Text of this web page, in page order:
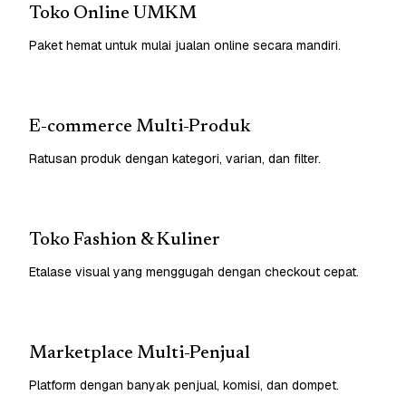
Toko Online UMKM
Paket hemat untuk mulai jualan online secara mandiri.
E-commerce Multi-Produk
Ratusan produk dengan kategori, varian, dan filter.
Toko Fashion & Kuliner
Etalase visual yang menggugah dengan checkout cepat.
Marketplace Multi-Penjual
Platform dengan banyak penjual, komisi, dan dompet.